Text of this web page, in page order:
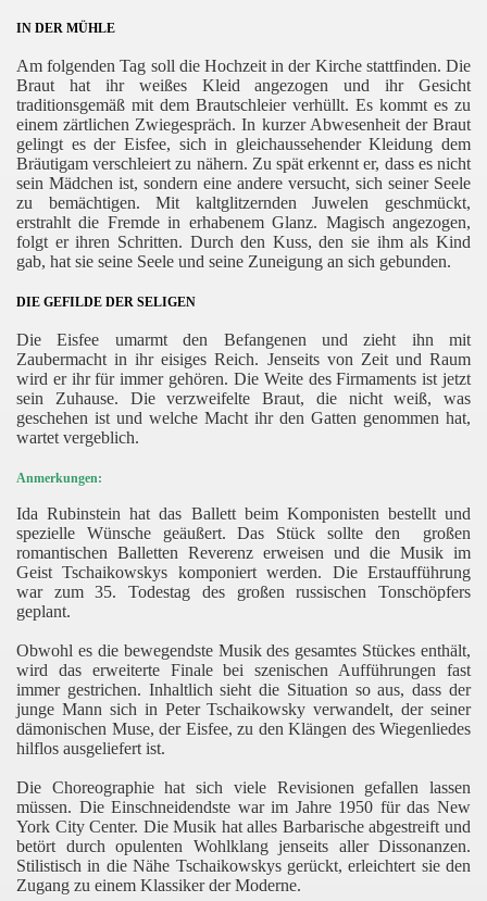
IN DER MÜHLE
Am folgenden Tag soll die Hochzeit in der Kirche stattfinden. Die
Braut hat ihr weißes Kleid angezogen und ihr Gesicht
traditionsgemäß mit dem Brautschleier verhüllt. Es kommt es zu
einem zärtlichen Zwiegespräch. In kurzer Abwesenheit der Braut
gelingt es der Eisfee, sich in gleichaussehender Kleidung dem
Bräutigam verschleiert zu nähern. Zu spät erkennt er, dass es nicht
sein Mädchen ist, sondern eine andere versucht, sich seiner Seele
zu bemächtigen. Mit kaltglitzernden Juwelen geschmückt,
erstrahlt die Fremde in erhabenem Glanz. Magisch angezogen,
folgt er ihren Schritten. Durch den Kuss, den sie ihm als Kind
gab, hat sie seine Seele und seine Zuneigung an sich gebunden.
DIE GEFILDE DER SELIGEN
Die Eisfee umarmt den Befangenen und zieht ihn mit
Zaubermacht in ihr eisiges Reich. Jenseits von Zeit und Raum
wird er ihr für immer gehören. Die Weite des Firmaments ist jetzt
sein Zuhause. Die verzweifelte Braut, die nicht weiß, was
geschehen ist und welche Macht ihr den Gatten genommen hat,
wartet vergeblich.
Anmerkungen:
Ida Rubinstein hat das Ballett beim Komponisten bestellt und
spezielle Wünsche geäußert. Das Stück sollte den
großen
romantischen Balletten Reverenz erweisen und die Musik im
Geist Tschaikowskys komponiert werden. Die Erstaufführung
war zum 35. Todestag des großen russischen Tonschöpfers
geplant.
Obwohl es die bewegendste Musik des gesamtes Stückes enthält,
wird das erweiterte Finale bei szenischen Aufführungen fast
immer gestrichen. Inhaltlich sieht die Situation so aus, dass der
junge Mann sich in Peter Tschaikowsky verwandelt, der seiner
dämonischen Muse, der Eisfee, zu den Klängen des Wiegenliedes
hilflos ausgeliefert ist.
Die Choreographie hat sich viele Revisionen gefallen lassen
müssen. Die Einschneidendste war im Jahre 1950 für das New
York City Center. Die Musik hat alles Barbarische abgestreift und
betört durch opulenten Wohlklang jenseits aller Dissonanzen.
Stilistisch in die Nähe Tschaikowskys gerückt, erleichtert sie den
Zugang zu einem Klassiker der Moderne.